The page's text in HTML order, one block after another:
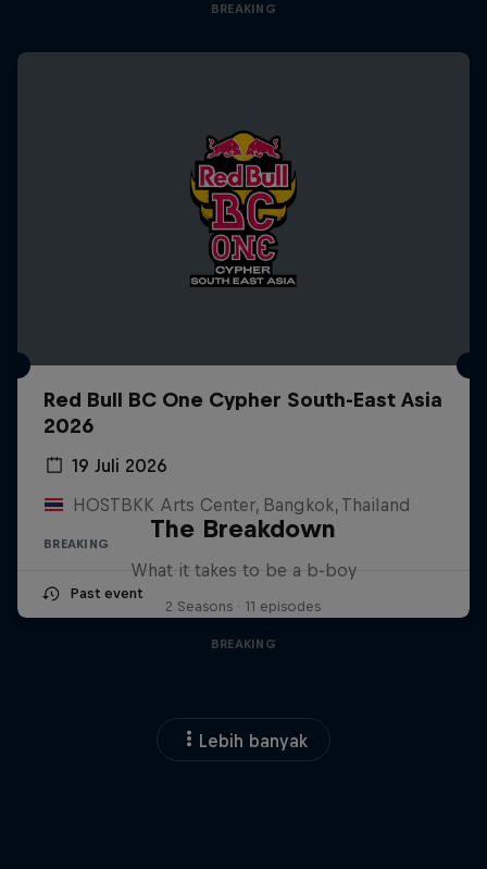
BREAKING
Red Bull BC One Cypher South-East Asia
2026
19 Juli 2026
HOSTBKK Arts Center, Bangkok, Thailand
BREAKING
Past event
The Breakdown
What it takes to be a b-boy
2 Seasons · 11 episodes
BREAKING
Lebih banyak